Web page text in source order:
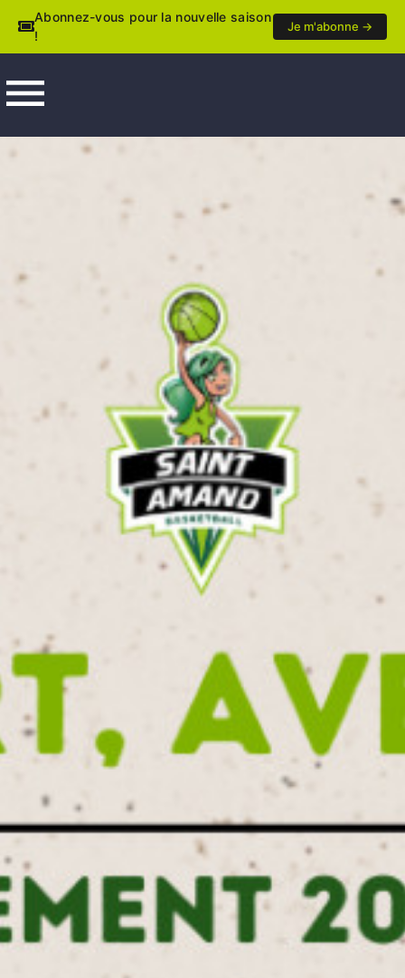
Abonnez-vous pour la nouvelle saison
!
Je m'abonne →
menu